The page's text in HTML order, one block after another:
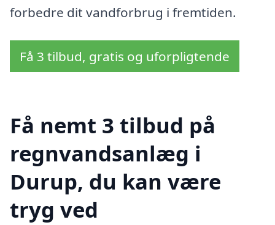
forbedre dit vandforbrug i fremtiden.
Få 3 tilbud, gratis og uforpligtende
Få nemt 3 tilbud på
regnvandsanlæg i
Durup, du kan være
tryg ved